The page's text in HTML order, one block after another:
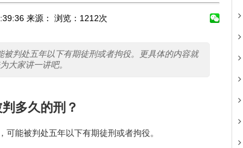
来源： 浏览： 1212次
判处五年以下有期徒刑或者拘役。更具体的内容就
大家讲一讲吧。
多久的刑？
能被判处五年以下有期徒刑或者拘役。